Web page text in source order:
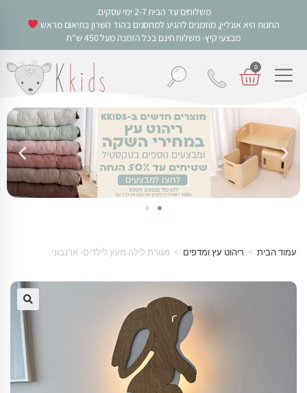
משלוחים עד הבית 2-7 ימי עסקים.
החנות היא אונליין, מוזמנים להגיע למחסנים בהוד השרון בתיאום מראש
מבצעי קיץ- משלוח חינם בכל הזמנה מעל 450 ש"ח
0
עמוד הבית > ריהוט עץ ומדפים > מנורת לילה מעץ לילדים- ארנבוני